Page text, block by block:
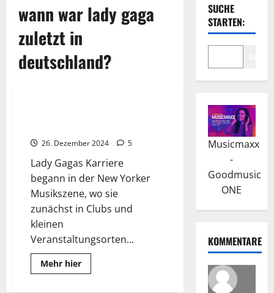
wann war lady gaga
zuletzt in
deutschland?
26. Dezember 2024 5
Lady Gagas Karriere
begann in der New Yorker
Musikszene, wo sie
zunächst in Clubs und
kleinen
Veranstaltungsorten...
Mehr hierRead
more
SUCHE
STARTEN:
Musicmaxx
-
Goodmusic
ONE
KOMMENTARE